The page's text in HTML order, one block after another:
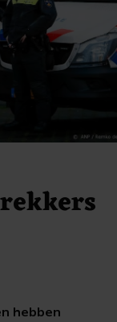
hebben